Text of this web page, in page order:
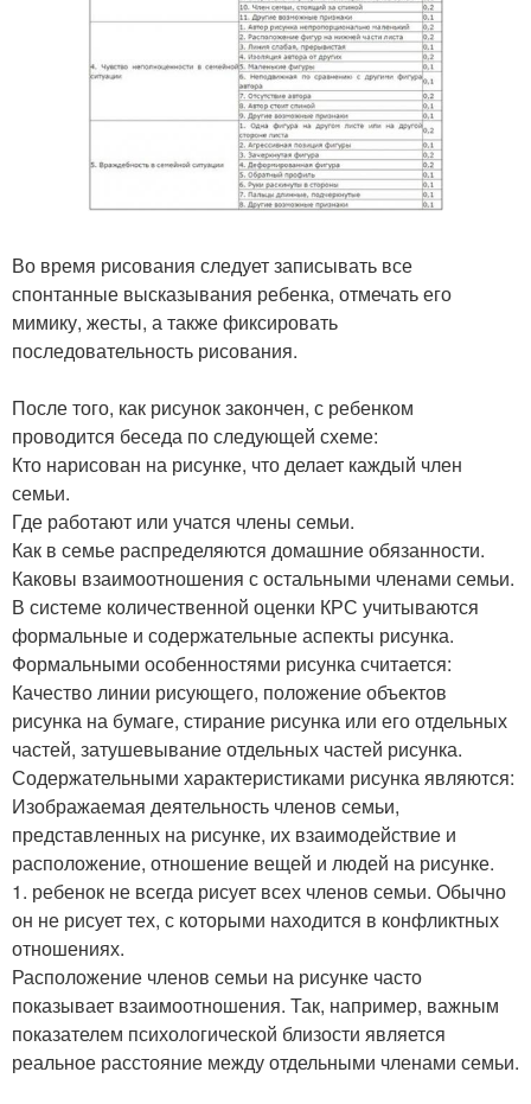
Во время рисования следует записывать все
спонтанные высказывания ребенка, отмечать его
мимику, жесты, а также фиксировать
последовательность рисования.
После того, как рисунок закончен, с ребенком
проводится беседа по следующей схеме:
Кто нарисован на рисунке, что делает каждый член
семьи.
Где работают или учатся члены семьи.
Как в семье распределяются домашние обязанности.
Каковы взаимоотношения с остальными членами семьи.
В системе количественной оценки КРС учитываются
формальные и содержательные аспекты рисунка.
Формальными особенностями рисунка считается:
Качество линии рисующего, положение объектов
рисунка на бумаге, стирание рисунка или его отдельных
частей, затушевывание отдельных частей рисунка.
Содержательными характеристиками рисунка являются:
Изображаемая деятельность членов семьи,
представленных на рисунке, их взаимодействие и
расположение, отношение вещей и людей на рисунке.
1. ребенок не всегда рисует всех членов семьи. Обычно
он не рисует тех, с которыми находится в конфликтных
отношениях.
Расположение членов семьи на рисунке часто
показывает взаимоотношения. Так, например, важным
показателем психологической близости является
реальное расстояние между отдельными членами семьи.